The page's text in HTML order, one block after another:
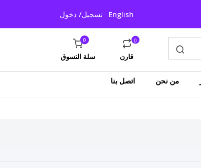
English تسجيل/ دخول
0
قارن
0
سلة التسوق
من نحن اتصل بنا